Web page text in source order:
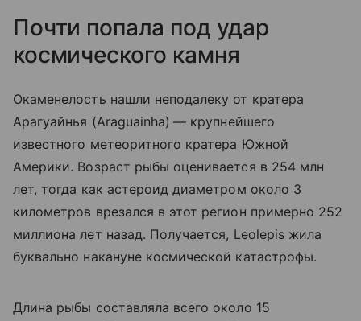
Почти попала под удар
космического камня
Окаменелость нашли неподалеку от кратера
Арагуайнья (Araguainha) — крупнейшего
известного метеоритного кратера Южной
Америки. Возраст рыбы оценивается в 254 млн
лет, тогда как астероид диаметром около 3
километров врезался в этот регион примерно 252
миллиона лет назад. Получается, Leolepis жила
буквально накануне космической катастрофы.
Длина рыбы составляла всего около 15